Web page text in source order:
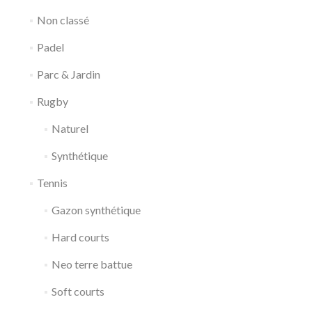
Non classé
Padel
Parc & Jardin
Rugby
Naturel
Synthétique
Tennis
Gazon synthétique
Hard courts
Neo terre battue
Soft courts